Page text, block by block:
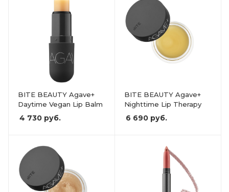
BITE BEAUTY Agave+
Daytime Vegan Lip Balm
4 730 руб.
BITE BEAUTY Agave+
Nighttime Lip Therapy
6 690 руб.